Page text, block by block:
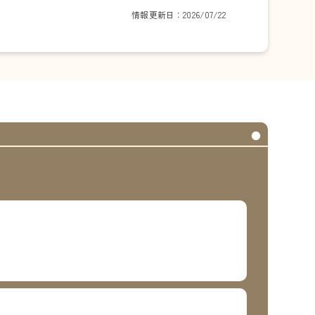
情報更新日：2026/07/22